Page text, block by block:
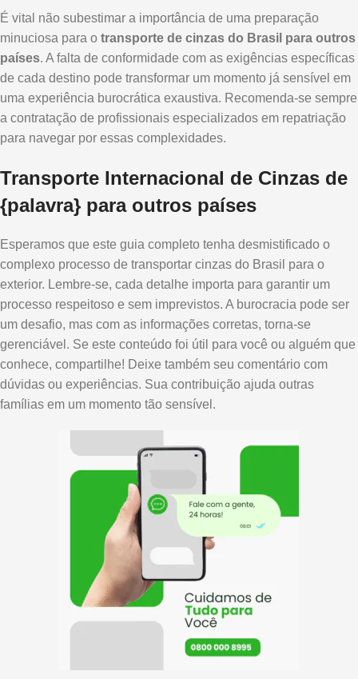
É vital não subestimar a importância de uma preparação
minuciosa para o transporte de cinzas do Brasil para outros
países. A falta de conformidade com as exigências específicas
de cada destino pode transformar um momento já sensível em
uma experiência burocrática exaustiva. Recomenda-se sempre
a contratação de profissionais especializados em repatriação
para navegar por essas complexidades.
Transporte Internacional de Cinzas de
{palavra} para outros países
Esperamos que este guia completo tenha desmistificado o
complexo processo de transportar cinzas do Brasil para o
exterior. Lembre-se, cada detalhe importa para garantir um
processo respeitoso e sem imprevistos. A burocracia pode ser
um desafio, mas com as informações corretas, torna-se
gerenciável. Se este conteúdo foi útil para você ou alguém que
conhece, compartilhe! Deixe também seu comentário com
dúvidas ou experiências. Sua contribuição ajuda outras
famílias em um momento tão sensível.